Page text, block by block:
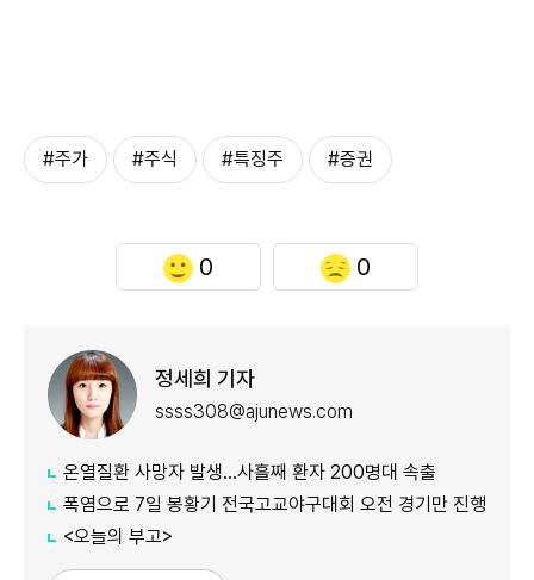
#주가 #주식 #특징주 #증권
0 0
정세희 기자
ssss308@ajunews.com
온열질환 사망자 발생…사흘째 환자 200명대 속출
폭염으로 7일 봉황기 전국고교야구대회 오전 경기만 진행
<오늘의 부고>